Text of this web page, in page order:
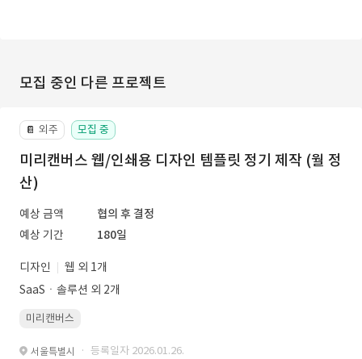
모집 중인 다른 프로젝트
📔 외주 모집 중
미리캔버스 웹/인쇄용 디자인 템플릿 정기 제작 (월 정
산)
예상 금액
협의 후 결정
예상 기간
180일
디자인
웹 외 1개
SaaSㆍ솔루션 외 2개
미리캔버스
서울특별시 · 등록일자 2026.01.26.